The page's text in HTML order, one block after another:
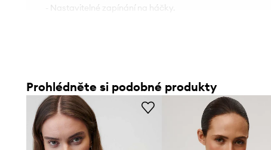
- Nastavitelné zapínání na háčky.
Prohlédněte si podobné produkty